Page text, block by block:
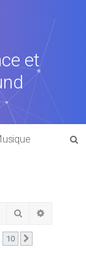
et
Rechercher
10